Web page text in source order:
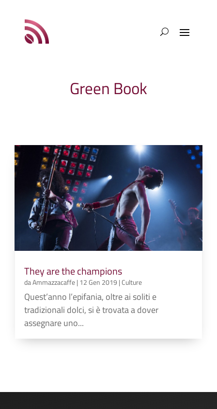
Green Book
They are the champions
daAmmazzacaffe| 12 Gen 2019 |Culture
Quest’anno l’epifania, oltre ai soliti e
tradizionali dolci, si è trovata a dover
assegnare uno...